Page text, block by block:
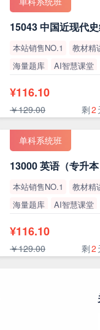
本站销售NO.1 教材精
海量题库
AI智慧课堂
¥116.10
￥129.00 剩2
单科系统班
本站销售NO.1 教材精
海量题库
AI智慧课堂
¥116.10
￥129.00 剩2